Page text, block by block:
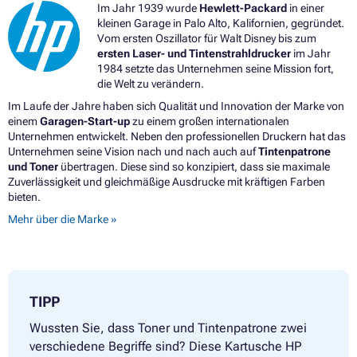
Druckerpatronen HP DESKJET 3052
Druckerpatronen HP DESKJET 3052A
Druckerpatronen HP DESKJET 3052A E-ALL-IN-ONE
Druckerpatronen HP DESKJET 3054A
Druckerpatronen HP DESKJET 3054A E-ALL-IN-ONE
Druckerpatronen HP DESKJET 3055
Druckerpatronen HP DESKJET 3055A
Druckerpatronen HP DESKJET 3055A E-ALL-IN-ONE
Druckerpatronen HP DESKJET 3056A
Druckerpatronen HP DESKJET 3057A
Druckerpatronen HP DESKJET 3057A E-ALL-IN-ONE
Druckerpatronen HP DESKJET 3059A
Druckerpatronen HP DESKJET 3059A E-ALL-IN-ONE
Druckerpatronen HP ENVY 4501E ALL-IN-ONE
Druckerpatronen HP ENVY 4506E ALL-IN-ONE
Druckerpatronen HP ENVY 4508E ALL-IN-ONE
Druckerpatronen HP ENVY 5530 SERIES
Im Jahr 1939 wurde Hewlett-Packardin einer
kleinen Garage in Palo Alto, Kalifornien, gegründet.
Vom ersten Oszillator für Walt Disney bis zum
ersten Laser- und Tintenstrahldruckerim Jahr
1984 setzte das Unternehmen seine Mission fort,
die Welt zu verändern.
Im Laufe der Jahre haben sich Qualität und Innovation der Marke von
einemGaragen-Start-upzu einem großen internationalen
Unternehmen entwickelt. Neben den professionellen Druckern hat das
Unternehmen seine Vision nach und nach auch aufTintenpatrone
und Toner übertragen. Diese sind so konzipiert, dass sie maximale
Zuverlässigkeit und gleichmäßige Ausdrucke mit kräftigen Farben
bieten.
Mehr über die Marke »
TIPP
Wussten Sie, dass Toner und Tintenpatrone zwei
verschiedene Begriffe sind? Diese Kartusche HP